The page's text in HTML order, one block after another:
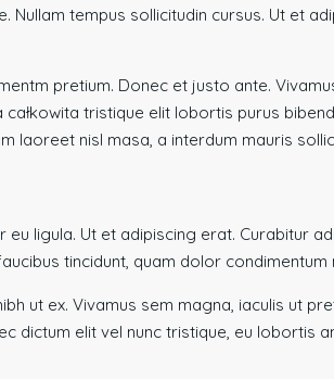
Nullam tempus sollicitudin cursus. Ut et
pretium. Donec et justo ante.
tristique elit lobortis purus
laoreet nisl masa, a interdum mauris
ligula. Ut et adipiscing erat. Curabitur
tincidunt, quam dolor
ut ex. Vivamus sem magna, iaculis ut
dictum elit vel nunc tristique, eu lobortis